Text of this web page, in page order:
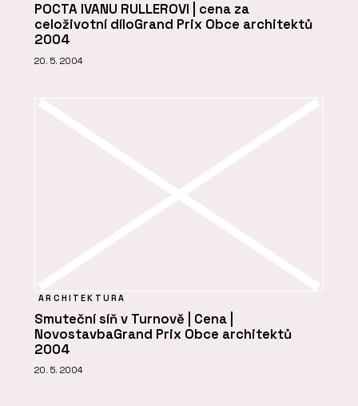
POCTA IVANU RULLEROVI | cena za
celoživotní díloGrand Prix Obce architektů
2004
20. 5. 2004
ARCHITEKTURA
Smuteční síň v Turnově | Cena |
NovostavbaGrand Prix Obce architektů
2004
20. 5. 2004